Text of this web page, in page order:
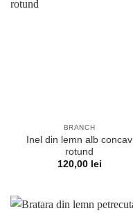
BRANCH
Inel din lemn alb concav
rotund
120,00 lei